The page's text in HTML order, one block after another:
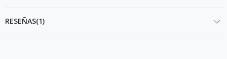
RESEÑAS(1)